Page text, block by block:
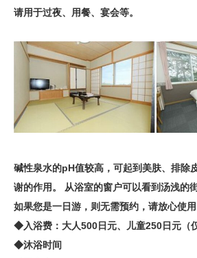
请用于过夜、用餐、宴会等。
碱性泉水的pH值较高，可起到美肤、排除
谢的作用。 从浴室的窗户可以看到汤浅的
如果您是一日游，则无需预约，请放心使用
◆入浴费：大人500日元、儿童250日元（
◆沐浴时间